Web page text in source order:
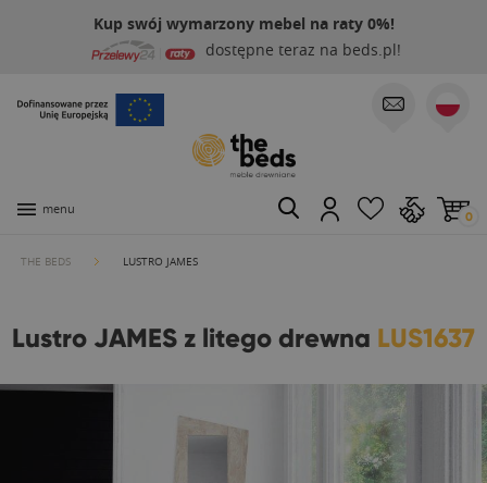
Kup swój wymarzony mebel na raty 0%!
dostępne teraz na beds.pl!
menu 0
THE BEDS LUSTRO JAMES
Lustro JAMES z litego drewna LUS1637